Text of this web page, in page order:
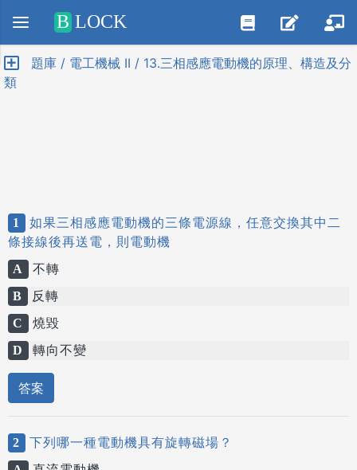
Positive SSL
B LOCK
題庫 / 電工機械 II / 13.三相感應電動機的原理、構造及分
類
1
如果三相感應電動機的三條電源線，任意交換其中二
條接線後再送電，則電動機
A
不轉
B
反轉
C
燒毀
D
轉向不變
答案
2
下列哪一種電動機具有旋轉磁場？